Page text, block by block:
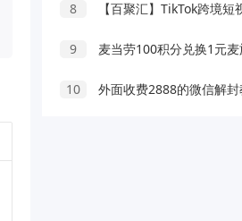
8 【百聚汇】TikTok跨境短视频
9 麦当劳100积分兑换1元
10 外面收费2888的微信解